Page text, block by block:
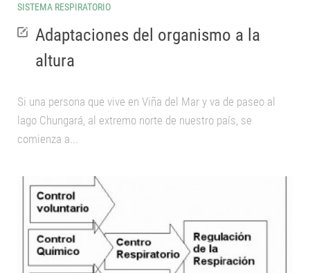
SISTEMA RESPIRATORIO
Adaptaciones del organismo a la
altura
Si una persona que vive en Viña del Mar y va de paseo al
lago Chungará, al extremo norte de nuestro país, se
comienza a...